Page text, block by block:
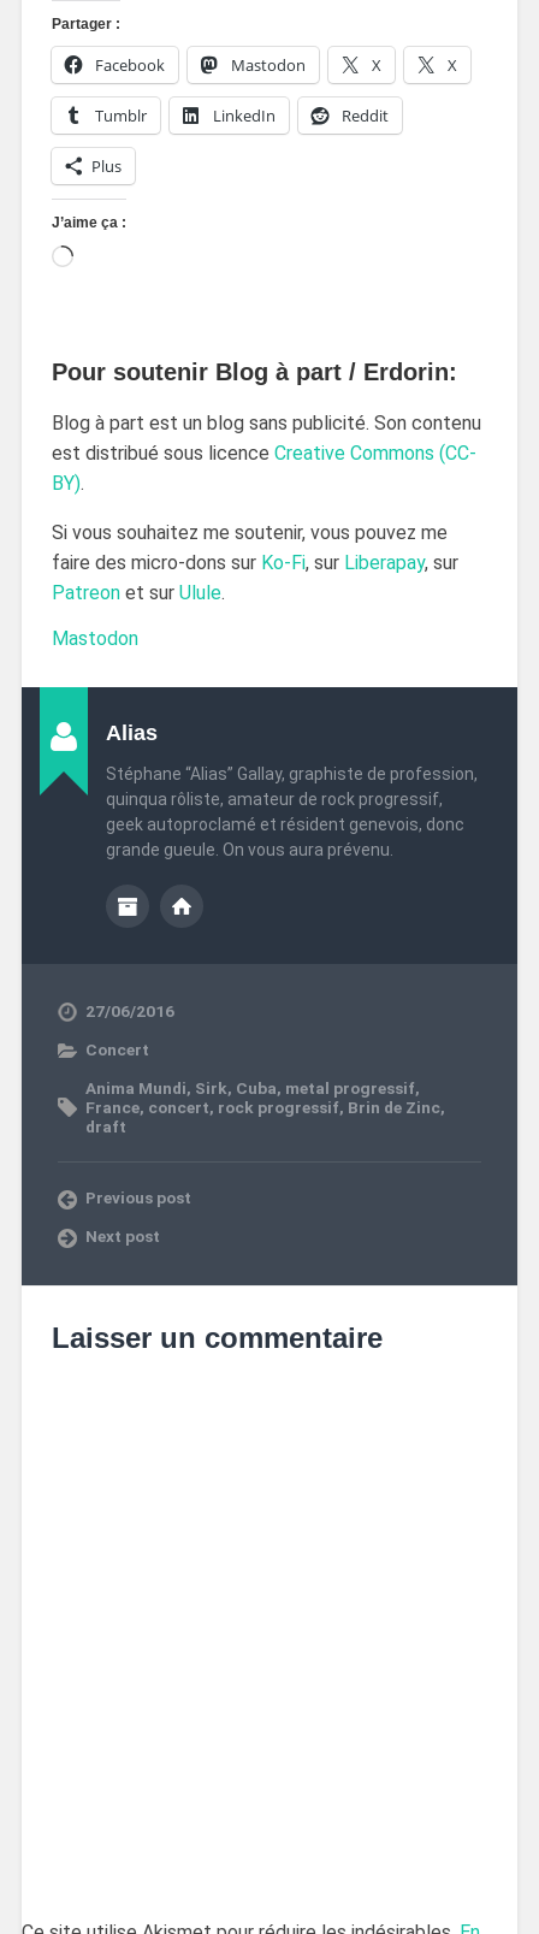
Partager :
Facebook Mastodon X X
Tumblr LinkedIn Reddit
Plus
J’aime ça :
Pour soutenir Blog à part / Erdorin:
Blog à part est un blog sans publicité. Son contenu
est distribué sous licence Creative Commons (CC-
BY).
Si vous souhaitez me soutenir, vous pouvez me
faire des micro-dons sur Ko-Fi, sur Liberapay, sur
Patreonet sur Ulule.
Mastodon
Alias
Stéphane “Alias” Gallay, graphiste de profession,
quinqua rôliste, amateur de rock progressif,
geek autoproclamé et résident genevois, donc
grande gueule. On vous aura prévenu.
27/06/2016
Concert
Anima Mundi, Sirk, Cuba, metal progressif,
France, concert, rock progressif, Brin de Zinc,
draft
Previous post
Next post
Laisser un commentaire